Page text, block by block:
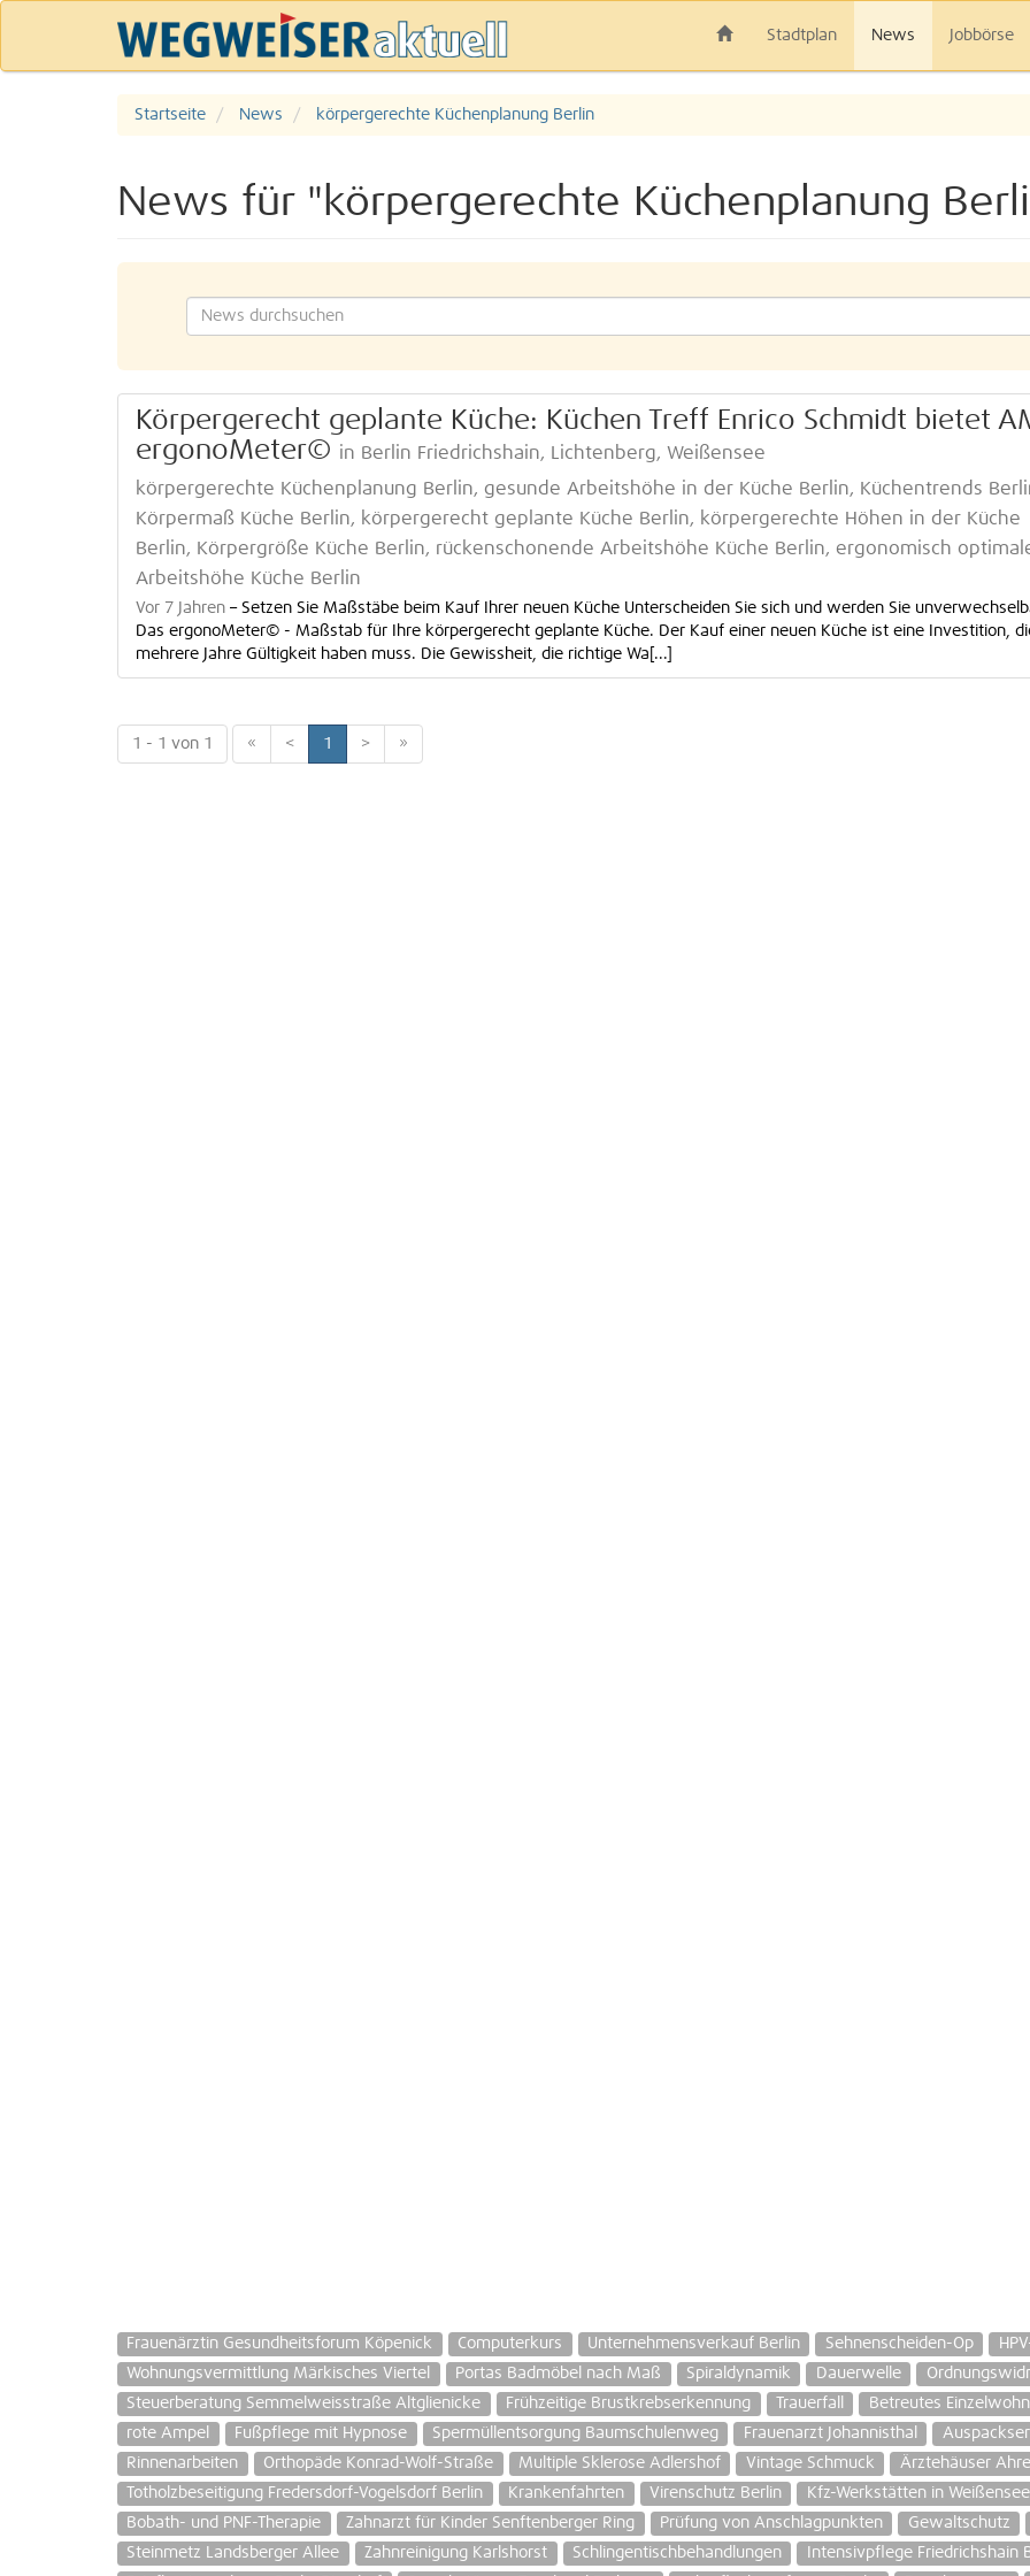
Stadtplan News Jobbörse
Startseite News körpergerechte Küchenplanung Berlin
News für "körpergerechte Küchenplanung
Körpergerecht geplante Küche: Küchen Treff Enrico Schmidt bietet
ergonoMeter© in Berlin Friedrichshain, Lichtenberg, Weißensee
körpergerechte Küchenplanung Berlin, gesunde Arbeitshöhe in der Küche Berlin, Küchentrends
Körpermaß Küche Berlin, körpergerecht geplante Küche Berlin, körpergerechte Höhen in der Küche
Berlin, Körpergröße Küche Berlin, rückenschonende Arbeitshöhe Küche Berlin, ergonomisch
Arbeitshöhe Küche Berlin
Vor 7 Jahren – Setzen Sie Maßstäbe beim Kauf Ihrer neuen Küche Unterscheiden Sie sich und werden Sie
Das ergonoMeter© - Maßstab für Ihre körpergerecht geplante Küche. Der Kauf einer neuen Küche ist eine Investition,
mehrere Jahre Gültigkeit haben muss. Die Gewissheit, die richtige Wa[...]
1 - 1 von 1 « < 1 > »
Frauenärztin Gesundheitsforum Köpenick Computerkurs Unternehmensverkauf Berlin Sehnenscheiden-Op
Wohnungsvermittlung Märkisches Viertel
Portas Badmöbel nach Maß Spiraldynamik Dauerwelle
Steuerberatung Semmelweisstraße Altglienicke
Frühzeitige Brustkrebserkennung Trauerfall Betreutes
rote Ampel
Fußpflege mit Hypnose Spermüllentsorgung Baumschulenweg Frauenarzt Johannisthal
Rinnenarbeiten
Orthopäde Konrad-Wolf-Straße Multiple Sklerose Adlershof Vintage Schmuck Ärztehäuser
Totholzbeseitigung Fredersdorf-Vogelsdorf Berlin
Krankenfahrten Virenschutz Berlin Kfz-Werkstätten in Weißensee
Bobath- und PNF-Therapie
Zahnarzt für Kinder Senftenberger Ring Prüfung von Anschlagpunkten Gewaltschutz
Steinmetz Landsberger Allee
Zahnreinigung Karlshorst Schlingentischbehandlungen Intensivpflege Friedrichshain